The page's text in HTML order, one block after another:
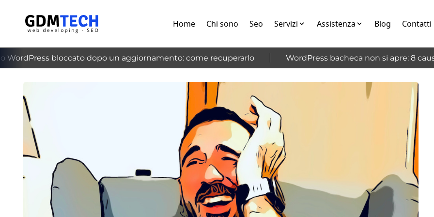
Home Chi sono Seo Servizi Assistenza Blog Contatti
bloccato dopo un aggiornamento: come recuperarlo WordPress bacheca non si apre: 8 cause
‹